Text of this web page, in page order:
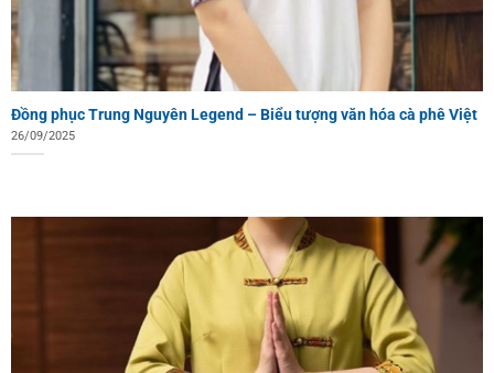
Đồng phục Trung Nguyên Legend – Biểu tượng văn hóa cà phê Việt
26/09/2025